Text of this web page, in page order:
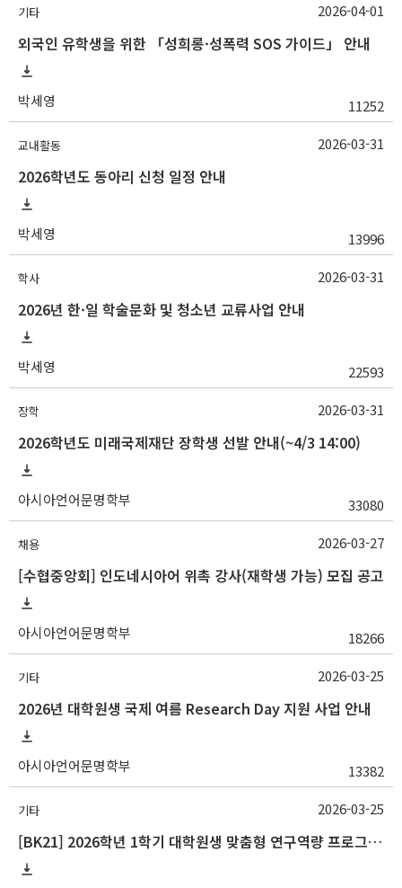
기타
외국인 유학생을 위한 「성희롱·성폭력 SOS 가이드」 안내
박세영 11252
2026-04-01
교내활동
2026학년도 동아리 신청 일정 안내
박세영 13996
2026-03-31
학사
2026년 한·일 학술문화 및 청소년 교류사업 안내
박세영 22593
2026-03-31
장학
2026학년도 미래국제재단 장학생 선발 안내(~4/3 14:00)
아시아언어문명학부 33080
2026-03-31
채용
[수협중앙회] 인도네시아어 위촉 강사(재학생 가능) 모집 공고
아시아언어문명학부 18266
2026-03-27
기타
2026년 대학원생 국제 여름 Research Day 지원 사업 안내
아시아언어문명학부 13382
2026-03-25
기타
[BK21] 2026학년 1학기 대학원생 맞춤형 연구역량 프로그램 안내
2026-03-25